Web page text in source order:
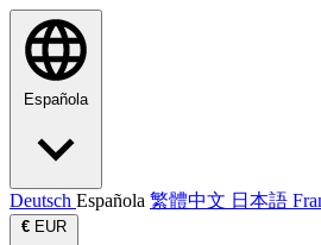
Española
Deutsch Española 繁體中文 日本語
€ EUR